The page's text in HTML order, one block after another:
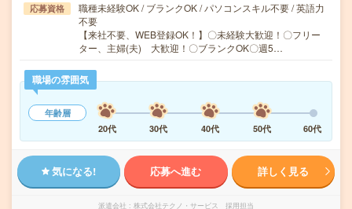
応募資格
職種未経験OK / ブランクOK / パソコンスキル不要 / 英語力
不要
【来社不要、WEB登録OK！】〇未経験大歓迎！〇フリー
ター、主婦(夫) 大歓迎！〇ブランクOK〇週5…
職場の雰囲気
年齢層
20代
30代 40代 50代 60代
気になる! 応募へ進む 詳しく見る
派遣会社 株式会社テクノ・サービス 採用担当